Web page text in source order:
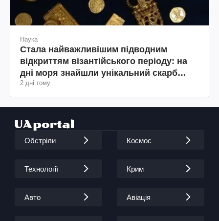
Наука
Стала найважливішим підводним
відкриттям візантійського періоду: на
дні моря знайшли унікальний скарб
(фото)
2 дні тому
Обстріли Космос
Технології Крим
Авто Авіація